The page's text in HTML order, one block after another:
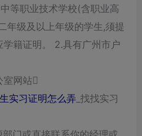
等职业技术学校(含职业高
年级及以上年级的学生,须提
籍证明。 2.具有广州市户
室网站
实习证明怎么弄 _找找实习